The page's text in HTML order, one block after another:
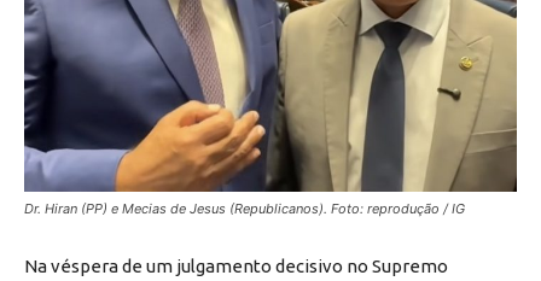
Dr. Hiran (PP) e Mecias de Jesus (Republicanos). Foto: reprodução / IG
Na véspera de um julgamento decisivo no Supremo